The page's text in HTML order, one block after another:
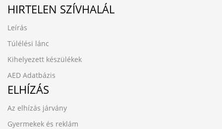
HIRTELEN SZÍVHALÁL
Leírás
Túlélési lánc
Kihelyezett készülékek
AED Adatbázis
ELHÍZÁS
Az elhízás járvány
Gyermekek és reklám